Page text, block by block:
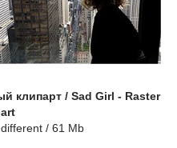
клипарт / Sad Girl - Raster
/ 61 Mb